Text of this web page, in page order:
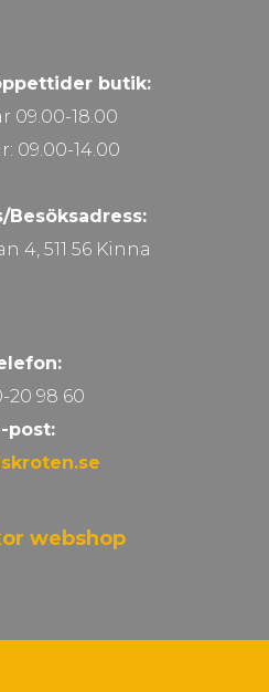
butik:
09.00-18.00
09.00-14.00
Besöksadress:
4, 511 56 Kinna
20 98 60
post:
webshop